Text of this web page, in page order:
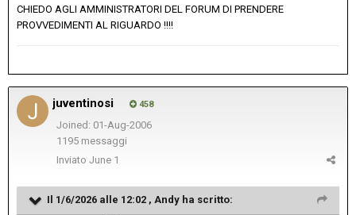
CHIEDO AGLI AMMINISTRATORI DEL FORUM DI PRENDERE
PROVVEDIMENTI AL RIGUARDO !!!!
juventinosi 458
Joined: 01-Aug-2006
1195 messaggi
Inviato June 1
Il 1/6/2026 alle 12:02 , Andy ha scritto: